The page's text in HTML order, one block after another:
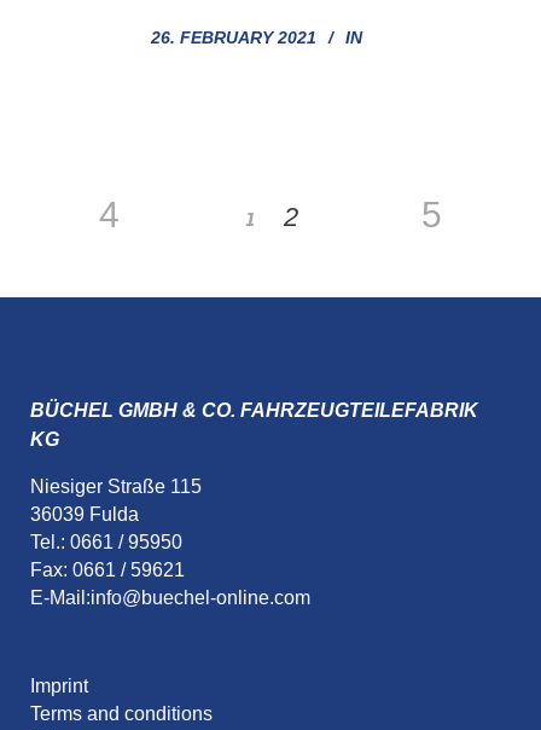
26. FEBRUARY 2021 IN
1 2
BÜCHEL GMBH & CO. FAHRZEUGTEILEFABRIK
KG
Niesiger Straße 115
36039 Fulda
Tel.: 0661 / 95950
Fax: 0661 / 59621
E-Mail:info@buechel-online.com
Imprint
Terms and conditions